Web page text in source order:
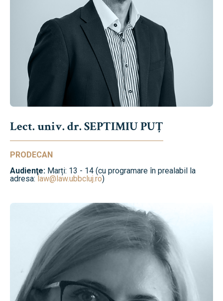
Lect. univ. dr. SEPTIMIU PUȚ
PRODECAN
Audienţe: Marți: 13 - 14 (cu programare în prealabil la
adresa:law@law.ubbcluj.ro)